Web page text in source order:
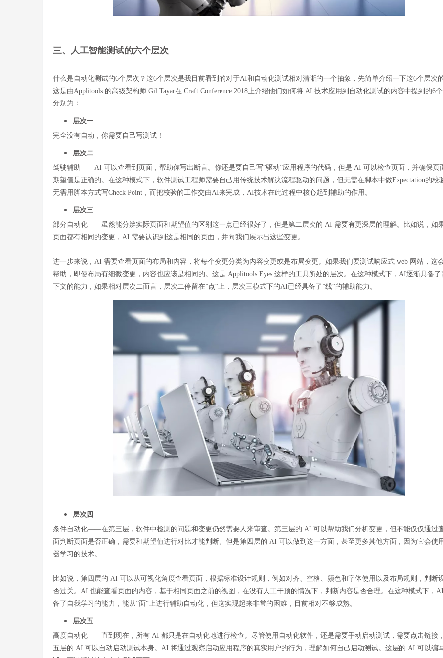
三、人工智能测试的六个层次
什么是自动化测试的6个层次？这6个层次是我目前看到的对于AI和自动化测试相对清晰的一个抽象，先简单介绍一下这6个层次
这是由Applitools 的高级架构师 Gil Tayar在 Craft Conference 2018上介绍他们如何将 AI 技术应用到自动化测试的内容中提到的6个
分别为：
层次一
完全没有自动，你需要自己写测试！
层次二
驾驶辅助——AI 可以查看到页面，帮助你写出断言。你还是要自己写“驱动”应用程序的代码，但是 AI 可以检查页面，并确保页
期望值是正确的。在这种模式下，软件测试工程师需要自己用传统技术解决流程驱动的问题，但无需在脚本中做Expectation的校
无需用脚本方式写Check Point，而把校验的工作交由AI来完成，AI技术在此过程中核心起到辅助的作用。
层次三
部分自动化——虽然能分辨实际页面和期望值的区别这一点已经很好了，但是第二层次的 AI 需要有更深层的理解。比如说，如
页面都有相同的变更，AI 需要认识到这是相同的页面，并向我们展示出这些变更。
进一步来说，AI 需要查看页面的布局和内容，将每个变更分类为内容变更或是布局变更。如果我们要测试响应式 web 网站，这
帮助，即使布局有细微变更，内容也应该是相同的。这是 Applitools Eyes 这样的工具所处的层次。在这种模式下，AI逐渐具备了
下文的能力，如果相对层次二而言，层次二停留在”点“上，层次三模式下的AI已经具备了”线“的辅助能力。
层次四
条件自动化——在第三层，软件中检测的问题和变更仍然需要人来审查。第三层的 AI 可以帮助我们分析变更，但不能仅仅通过
面判断页面是否正确，需要和期望值进行对比才能判断。但是第四层的 AI 可以做到这一方面，甚至更多其他方面，因为它会使
器学习的技术。
比如说，第四层的 AI 可以从可视化角度查看页面，根据标准设计规则，例如对齐、空格、颜色和字体使用以及布局规则，判断
否过关。AI 也能查看页面的内容，基于相同页面之前的视图，在没有人工干预的情况下，判断内容是否合理。在这种模式下，
备了自我学习的能力，能从”面“上进行辅助自动化，但这实现起来非常的困难，目前相对不够成熟。
层次五
高度自动化——直到现在，所有 AI 都只是在自动化地进行检查。尽管使用自动化软件，还是需要手动启动测试，需要点击链接
五层的 AI 可以自动启动测试本身。AI 将通过观察启动应用程序的真实用户的行为，理解如何自己启动测试。这层的 AI 可以编